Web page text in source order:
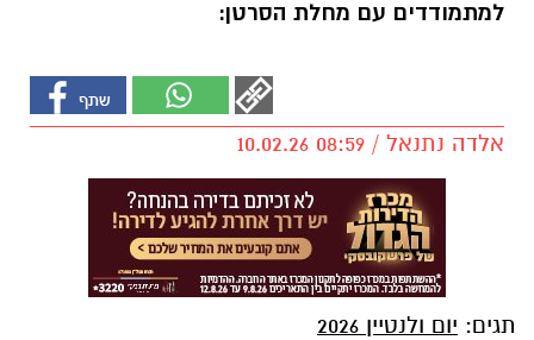
למתמודדים עם מחלת הסרטן:
אלדה נתנאל / 08:59 10.02.26
תגים: יום ולנטיין 2026